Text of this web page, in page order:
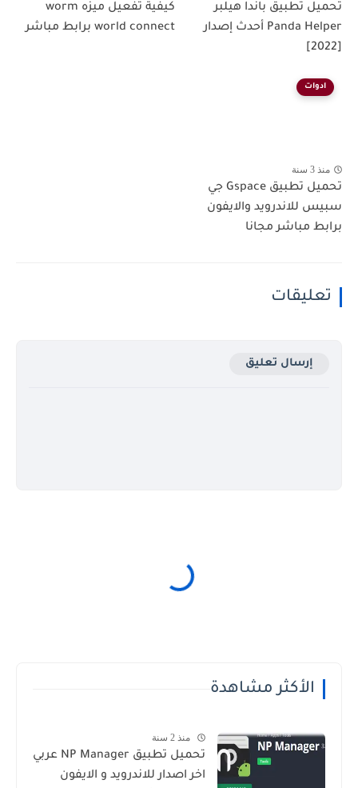
تحميل تطبيق باندا هيلبر
Panda Helper أحدث إصدار
[2022]
كيفية تفعيل ميزه worm
world connect برابط مباشر
ادوات
منذ 3 سنة
تحميل تطبيق Gspace جي
سبيس للاندرويد والايفون
برابط مباشر مجانا
تعليقات
إرسال تعليق
الأكثر مشاهدة
منذ 2 سنة
تحميل تطبيق NP Manager عربي
اخر اصدار للاندرويد و الايفون